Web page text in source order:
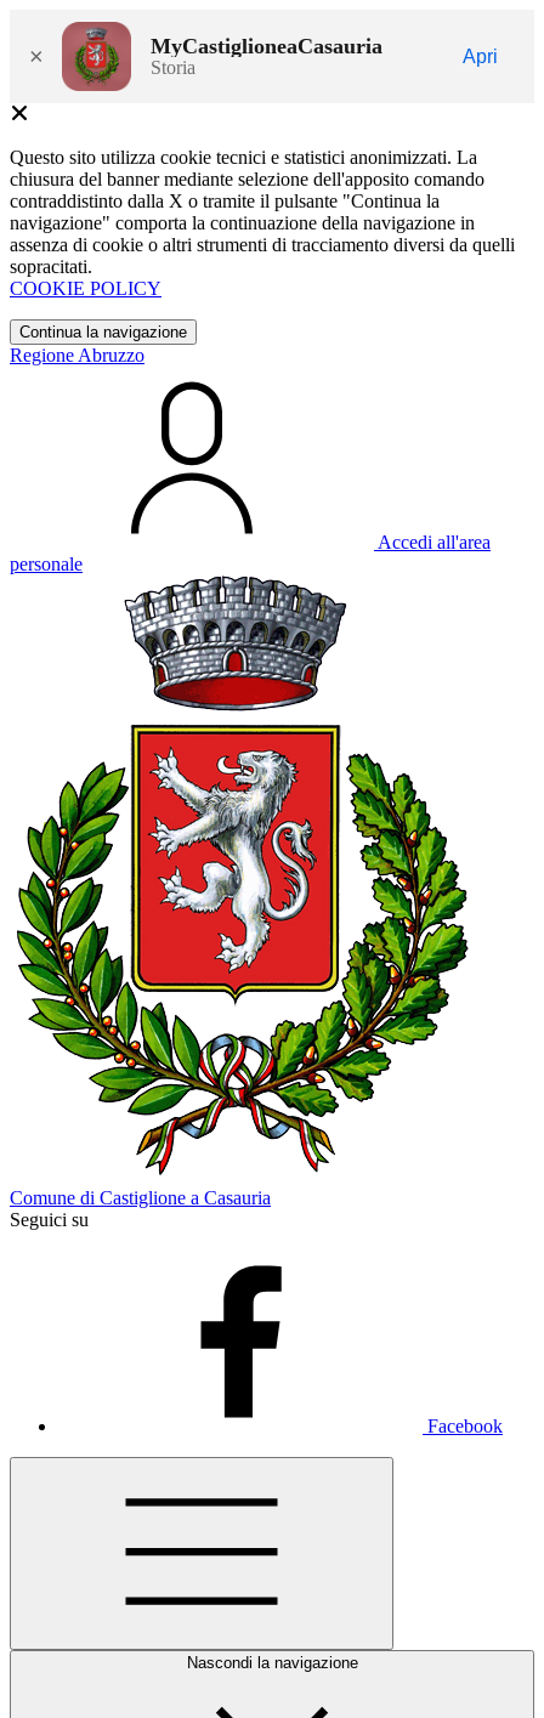
× MyCastiglioneaCasauria
Storia
Apri
Questo sito utilizza cookie tecnici e statistici anonimizzati. La
chiusura del banner mediante selezione dell'apposito comando
contraddistinto dalla X o tramite il pulsante "Continua la
navigazione" comporta la continuazione della navigazione in
assenza di cookie o altri strumenti di tracciamento diversi da quelli
sopracitati.
COOKIE POLICY
Continua la navigazione
Regione Abruzzo
Accedi all'area
personale
Comune di Castiglione a Casauria
Seguici su
Facebook
Nascondi la navigazione